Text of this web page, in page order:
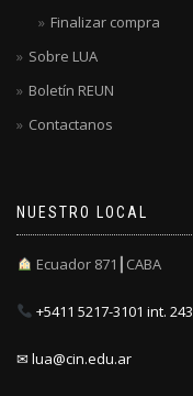
Finalizar compra
Sobre LUA
Boletín REUN
Contactanos
NUESTRO LOCAL
Ecuador 871┃CABA
+5411 5217-3101 int. 243
✉ lua@cin.edu.ar